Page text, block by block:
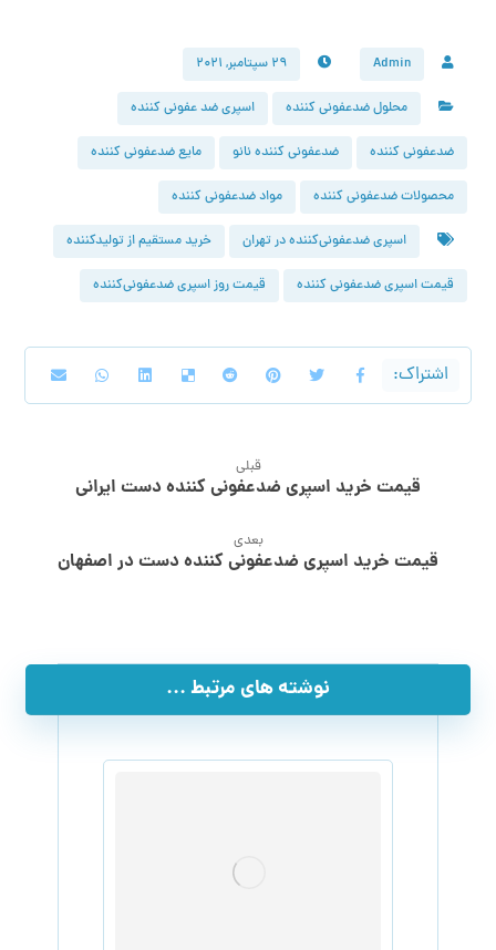
Admin ۲۹ سپتامبر, ۲۰۲۱
محلول ضدعفونی کننده اسپری ضد عفونی کننده
ضدعفونی کننده ضدعفونی کننده نانو مایع ضدعفونی کننده
محصولات ضدعفونی کننده مواد ضدعفونی کننده
اسپری ضدعفونی‌کننده در تهران خرید مستقیم از تولیدکننده
قیمت اسپری ضدعفونی کننده قیمت روز اسپری ضدعفونی‌کننده
قبلی
قیمت خرید اسپری ضدعفونی کننده دست ایرانی
بعدی
قیمت خرید اسپری ضدعفونی کننده دست در اصفهان
نوشته های مرتبط ...